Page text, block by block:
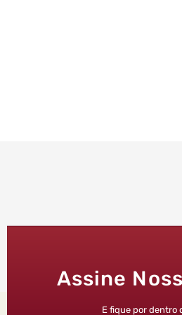
Assine
E fique por dentro